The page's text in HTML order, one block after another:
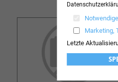
Marketing,
Letzte